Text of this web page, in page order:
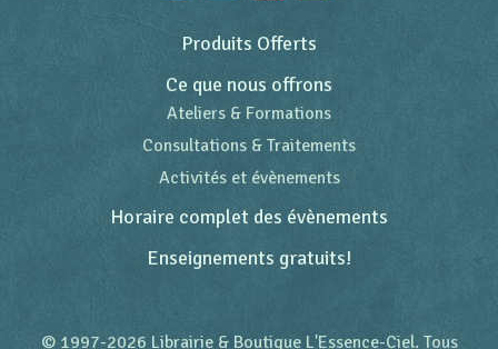
Produits Offerts
Ce que nous offrons
Ateliers & Formations
Consultations & Traitements
Activités et évènements
Horaire complet des évènements
Enseignements gratuits!
© 1997-2026 Librairie & Boutique L'Essence-Ciel. Tous